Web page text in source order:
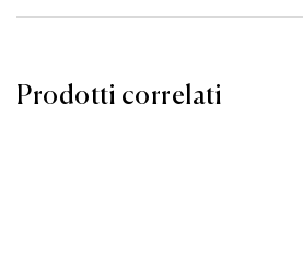
Prodotti correlati